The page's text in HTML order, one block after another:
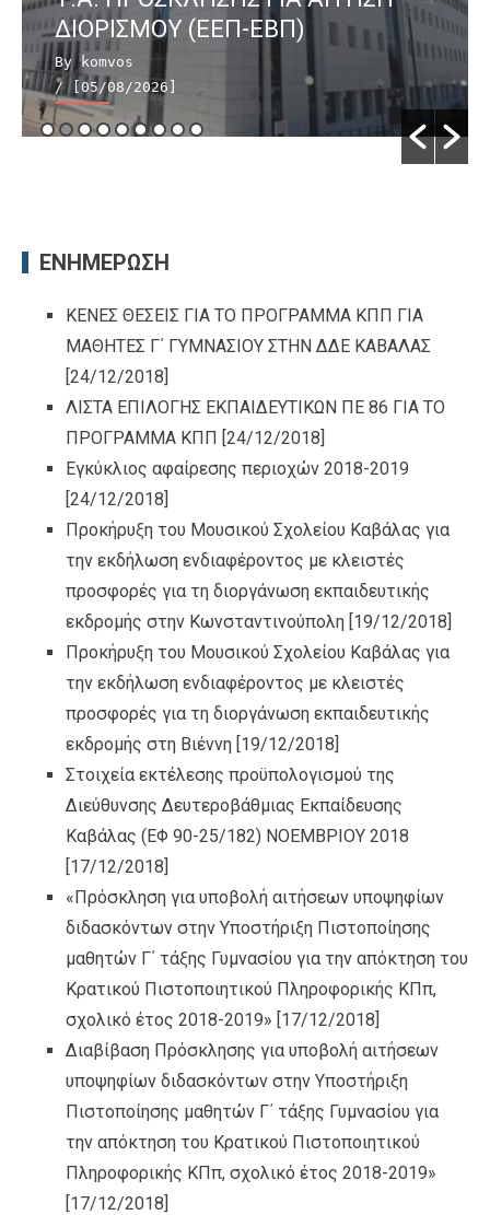
ΔΙΟΡΙΣΜΟΥ (ΕΕΠ-ΕΒΠ)
By komvos
/ [05/08/2026]
ΕΝΗΜΕΡΩΣΗ
ΚΕΝΕΣ ΘΕΣΕΙΣ ΓΙΑ ΤΟ ΠΡΟΓΡΑΜΜΑ ΚΠΠ ΓΙΑ
ΜΑΘΗΤΕΣ Γ΄ ΓΥΜΝΑΣΙΟΥ ΣΤΗΝ ΔΔΕ ΚΑΒΑΛΑΣ
[24/12/2018]
ΛΙΣΤΑ ΕΠΙΛΟΓΗΣ ΕΚΠΑΙΔΕΥΤΙΚΩΝ ΠΕ 86 ΓΙΑ ΤΟ
ΠΡΟΓΡΑΜΜΑ ΚΠΠ [24/12/2018]
Εγκύκλιος αφαίρεσης περιοχών 2018-2019
[24/12/2018]
Προκήρυξη του Μουσικού Σχολείου Καβάλας για
την εκδήλωση ενδιαφέροντος με κλειστές
προσφορές για τη διοργάνωση εκπαιδευτικής
εκδρομής στην Κωνσταντινούπολη [19/12/2018]
Προκήρυξη του Μουσικού Σχολείου Καβάλας για
την εκδήλωση ενδιαφέροντος με κλειστές
προσφορές για τη διοργάνωση εκπαιδευτικής
εκδρομής στη Βιέννη [19/12/2018]
Στοιχεία εκτέλεσης προϋπολογισμού της
Διεύθυνσης Δευτεροβάθμιας Εκπαίδευσης
Καβάλας (ΕΦ 90-25/182) ΝΟΕΜΒΡΙΟΥ 2018
[17/12/2018]
«Πρόσκληση για υποβολή αιτήσεων υποψηφίων
διδασκόντων στην Υποστήριξη Πιστοποίησης
μαθητών Γ΄ τάξης Γυμνασίου για την απόκτηση του
Κρατικού Πιστοποιητικού Πληροφορικής ΚΠπ,
σχολικό έτος 2018-2019» [17/12/2018]
Διαβίβαση Πρόσκλησης για υποβολή αιτήσεων
υποψηφίων διδασκόντων στην Υποστήριξη
Πιστοποίησης μαθητών Γ΄ τάξης Γυμνασίου για
την απόκτηση του Κρατικού Πιστοποιητικού
Πληροφορικής ΚΠπ, σχολικό έτος 2018-2019»
[17/12/2018]